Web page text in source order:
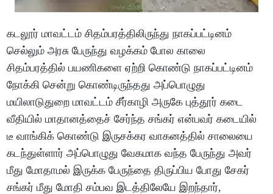
கடலூர் மாவட்டம் சிதம்பரத்திலிருந்து நாகப்பட்டினம்
செல்லும் அரசு பேருந்து வழக்கம் போல காலை
சிதம்பரத்தில் பயணிகளை ஏற்றி கொண்டு நாகப்பட்டினம்
நோக்கி சென்று கொண்டிருந்தது அப்பொழுது
மயிலாடுதுறை மாவட்டம் சீர்காழி அருகே புத்தூர் கடை
வீதியில் மாதானத்தைச் சேர்ந்த சங்கர் என்பவர் கடையில்
டீ வாங்கிக் கொண்டு இருசக்கர வாகனத்தில் சாலையை
கடந்துள்ளார் அப்பொழுது வேகமாக வந்த பேருந்து அவர்
மீது மோதாமல் இருக்க பேருந்தை திருப்பிய போது சேகர்
சங்கர் மீது மோதி சம்பவ இடத்திலேயே இறந்தார்,